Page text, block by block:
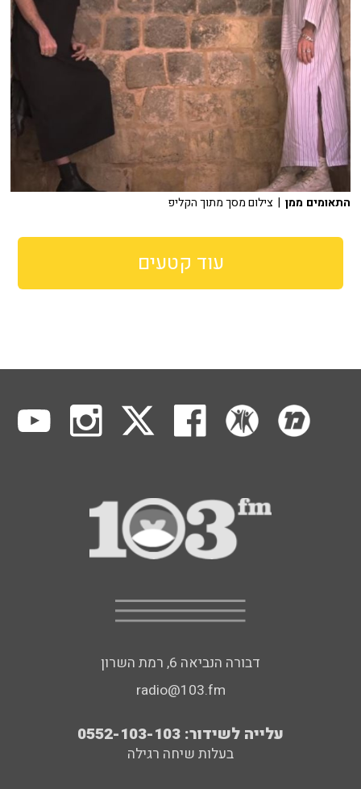
התאומים ממן | צילום מסך מתוך הקליפ
עוד קטעים
דבורה הנביאה 6, רמת השרון
radio@103.fm
עלייה לשידור: 0552-103-103
בעלות שיחה רגילה